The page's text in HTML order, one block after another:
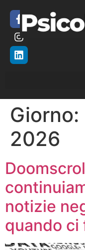
Giorno:
2026
notizie
quando ci